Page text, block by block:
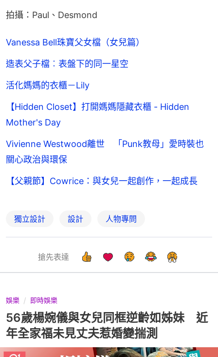
拍攝：Paul、Desmond
Vanessa Bell珠寶父女檔（女兒篇）
造表父子檔︰表盤下的同一星空
活化媽媽的衣櫃－Lily
【Hidden Closet】打開媽媽隱藏衣櫃 - Hidden
Mother's Day
Vivienne Westwood離世 「Punk教母」愛時裝也
關心政治與環保
【父親節】Cowrice：與女兒一起創作，一起成長
獨立設計 設計 人物專問
搶先表達
娛樂 即時娛樂
56歲楊婉儀與女兒同框逆齡如姊妹 近
年全家福未見丈夫惹婚變揣測